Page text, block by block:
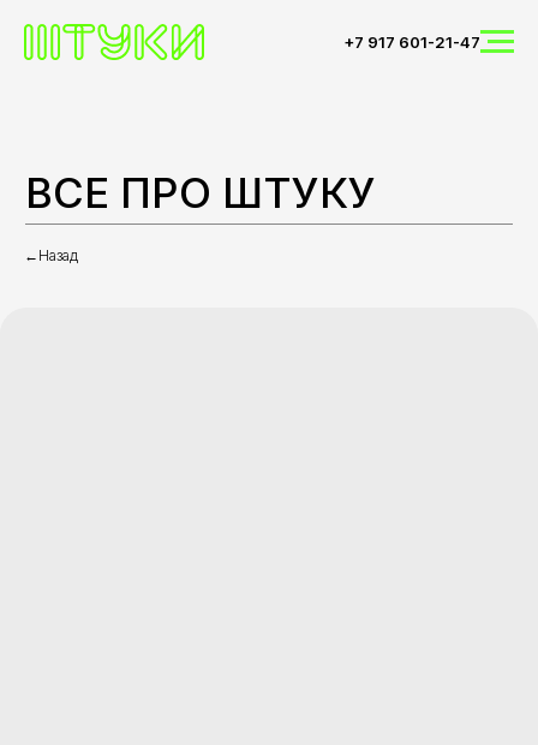
+7 917 601-21-47
←Назад